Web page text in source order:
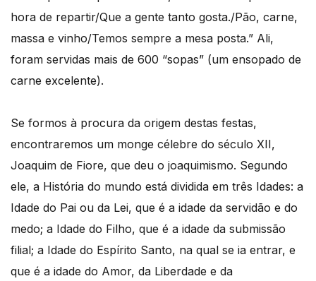
hora de repartir/Que a gente tanto gosta./Pão, carne,
massa e vinho/Temos sempre a mesa posta.” Ali,
foram servidas mais de 600 “sopas” (um ensopado de
carne excelente).
Se formos à procura da origem destas festas,
encontraremos um monge célebre do século XII,
Joaquim de Fiore, que deu o joaquimismo. Segundo
ele, a História do mundo está dividida em três Idades: a
Idade do Pai ou da Lei, que é a idade da servidão e do
medo; a Idade do Filho, que é a idade da submissão
filial; a Idade do Espírito Santo, na qual se ia entrar, e
que é a idade do Amor, da Liberdade e da